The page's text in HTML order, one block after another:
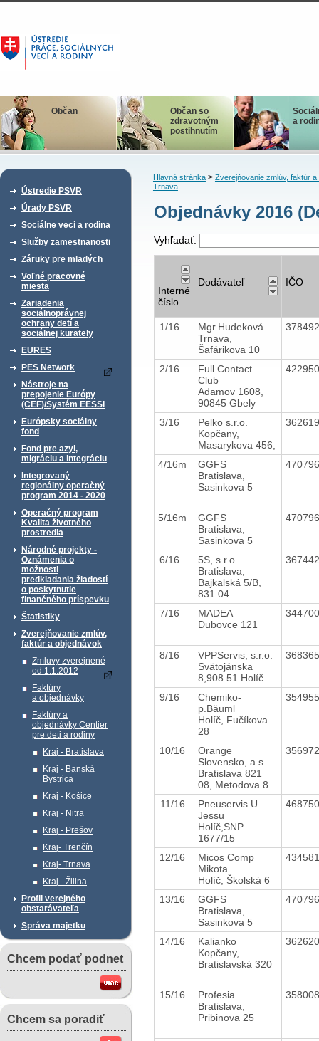
Občan
Občan so
zdravotným
postihnutím
a
Ústredie PSVR
Úrady PSVR
Sociálne veci a rodina
Služby zamestnanosti
Záruky pre mladých
Voľné pracovné
miesta
Zariadenia
sociálnoprávnej
ochrany detí a
sociálnej kurately
EURES
PES Network
Nástroje na
prepojenie Európy
(CEF)/Systém EESSI
Európsky sociálny
fond
Fond pre azyl,
migráciu a integráciu
Integrovaný
regionálny operačný
program 2014 - 2020
Operačný program
Kvalita životného
prostredia
Národné projekty -
Oznámenia o
možnosti
predkladania žiadostí
o poskytnutie
finančného príspevku
Štatistiky
Zverejňovanie zmlúv,
faktúr a objednávok
Zmluvy zverejnené
od 1.1.2012
Faktúry
a objednávky
Faktúry a
objednávky Centier
pre deti a rodiny
Kraj - Bratislava
Kraj - Banská
Bystrica
Kraj - Košice
Kraj - Nitra
Kraj - Prešov
Kraj- Trenčín
Kraj- Trnava
Kraj - Žilina
Profil verejného
obstarávateľa
Správa majetku
Chcem podať podnet
Chcem sa poradiť
Hlavná stránka> Zverejňovanie zmlúv, faktúr a
Trnava
Objednávky 2016
Vyhľadať:
Interné
číslo
Dodávateľ IČO
1/16
Mgr.Hudeková
Trnava,
Šafárikova 10
2/16
Full Contact
Club
Adamov 1608,
90845 Gbely
3/16
Pelko s.r.o.
Kopčany,
Masarykova 456,
4/16m
GGFS
Bratislava,
Sasinkova 5
5/16m
GGFS
Bratislava,
Sasinkova 5
6/16
5S, s.r.o.
Bratislava,
Bajkalská 5/B,
831 04
7/16
MADEA
Dubovce 121
8/16
VPPServis, s.r.o.
Svätojánska
8,908 51 Holíč
9/16
Chemiko-
p.Bäuml
Holíč, Fučíkova
28
10/16
Orange
Slovensko, a.s.
Bratislava 821
08, Metodova 8
11/16
Pneuservis U
Jessu
Holíč,SNP
1677/15
12/16
Micos Comp
Mikota
Holíč, Školská 6
13/16
GGFS
Bratislava,
Sasinkova 5
14/16
Kalianko
Kopčany,
Bratislavská 320
15/16
Profesia
Bratislava,
Pribinova 25